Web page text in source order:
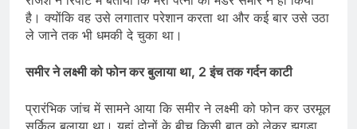
है। क्योंकि वह उसे लगातार परेशान करता था और कई बार उसे उठा
ले जाने तक भी धमकी दे चुका था।
समीर ने लक्ष्मी को फोन कर बुलाया था, 2 इंच तक गर्दन काटी
प्रारंभिक जांच में सामने आया कि समीर ने लक्ष्मी को फोन कर उरमूल
सर्किल बुलाया था। यहां दोनों के बीच किसी बात को लेकर झगड़ा